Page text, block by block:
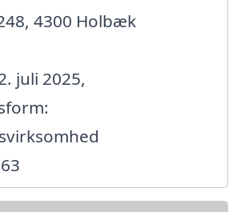
4300 Holbæk
juli 2025,